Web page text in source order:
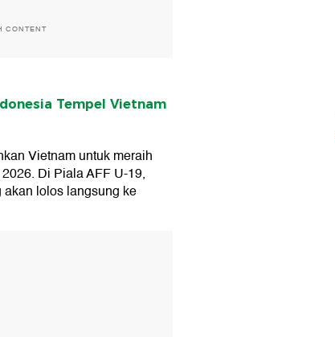
CONTENT
Tempel Vietnam
Vietnam untuk meraih
Di Piala AFF U-19,
lolos langsung ke